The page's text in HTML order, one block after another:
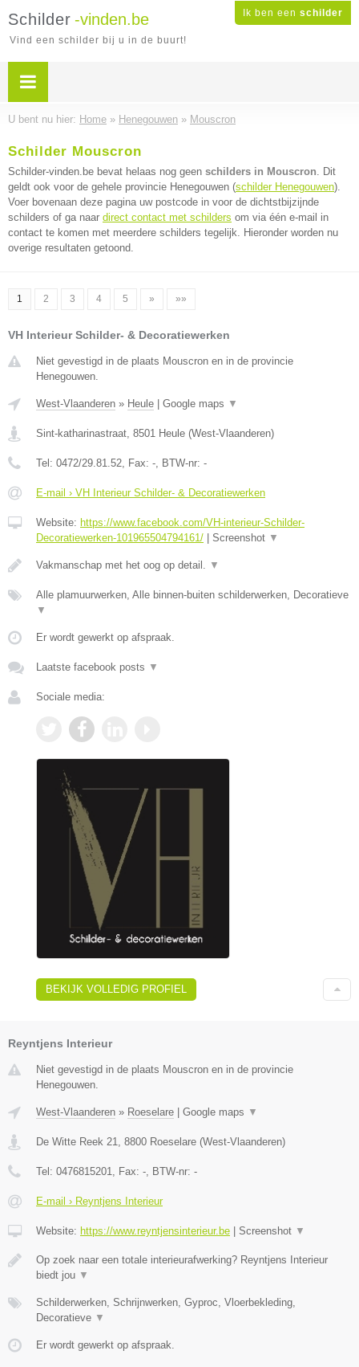
Ik ben een schilder
Schilder -vinden.be
Vind een schilder bij u in de buurt!
U bent nu hier: Home » Henegouwen » Mouscron
Schilder Mouscron
Schilder-vinden.be bevat helaas nog geen schilders in Mouscron. Dit
geldt ook voor de gehele provincie Henegouwen (schilder Henegouwen).
Voer bovenaan deze pagina uw postcode in voor de dichtstbijzijnde
schilders of ga naar direct contact met schilders om via één e-mail in
contact te komen met meerdere schilders tegelijk. Hieronder worden nu
overige resultaten getoond.
1 2 3 4 5 » »»
VH Interieur Schilder- & Decoratiewerken
Niet gevestigd in de plaats Mouscron en in de provincie
Henegouwen.
West-Vlaanderen » Heule Google maps ▼
Sint-katharinastraat, 8501 Heule (West-Vlaanderen)
Tel: 0472/29.81.52, Fax: -, BTW-nr: -
E-mail › VH Interieur Schilder- & Decoratiewerken
Website: https://www.facebook.com/VH-interieur-Schilder-
Decoratiewerken-101965504794161/
Screenshot ▼
Vakmanschap met het oog op detail. ▼
Alle plamuurwerken, Alle binnen-buiten schilderwerken, Decoratieve
▼
Er wordt gewerkt op afspraak.
Laatste facebook posts ▼
Sociale media:
BEKIJK VOLLEDIG PROFIEL
Reyntjens Interieur
Niet gevestigd in de plaats Mouscron en in de provincie
Henegouwen.
West-Vlaanderen » Roeselare Google maps ▼
De Witte Reek 21 8800 Roeselare (West-Vlaanderen)
Tel: 0476815201 , Fax: - , BTW-nr: -
E-mail › Reyntjens Interieur
Website: https://www.reyntjensinterieur.be Screenshot ▼
Op zoek naar een totale interieurafwerking? Reyntjens Interieur
biedt jou ▼
Schilderwerken, Schrijnwerken, Gyproc, Vloerbekleding,
Decoratieve ▼
Er wordt gewerkt op afspraak.